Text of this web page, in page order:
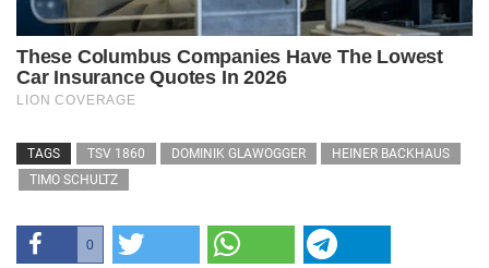
TAGS TSV 1860 DOMINIK GLAWOGGER
HEINER BACKHAUS
TIMO SCHULTZ
0